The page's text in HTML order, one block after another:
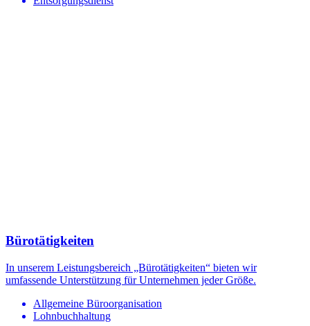
Bürotätigkeiten
In unserem Leistungsbereich „Bürotätigkeiten“ bieten wir
umfassende Unterstützung für Unternehmen jeder Größe.
Allgemeine Büroorganisation
Lohnbuchhaltung